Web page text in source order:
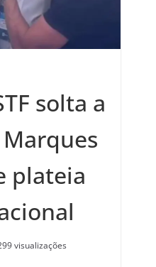
solta a
plateia
visualizações